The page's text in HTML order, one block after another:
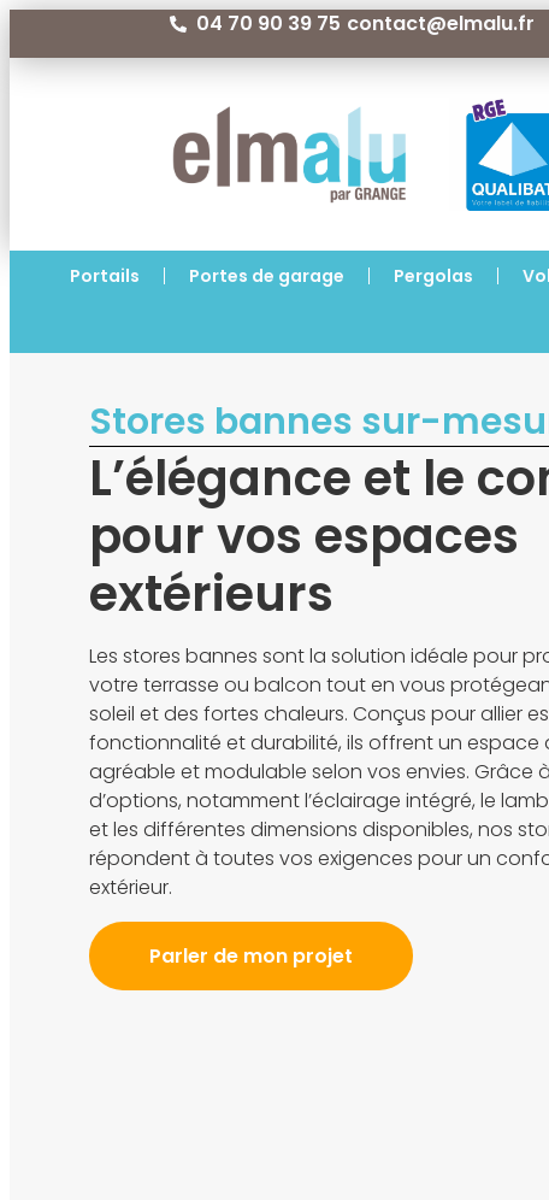
04 70 90 39 75 contact@elmalu.fr
Portails Portes de garage Pergolas
Stores bannes sur-
L’élégance et le
pour vos espaces
extérieurs
Les stores bannes sont la solution idéale pour
votre terrasse ou balcon tout en vous
soleil et des fortes chaleurs. Conçus pour allier
fonctionnalité et durabilité, ils offrent un espace
agréable et modulable selon vos envies. Grâce
d’options, notamment l’éclairage intégré, le
et les différentes dimensions disponibles, nos
répondent à toutes vos exigences pour un
extérieur.
Parler de mon projet